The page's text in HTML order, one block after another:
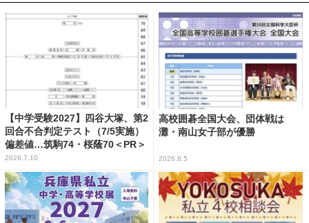
【中学受験2027】四谷大塚、第2
回合不合判定テスト（7/5実施）
偏差値…筑駒74・桜蔭70＜PR＞
2026.7.10
高校囲碁全国大会、団体戦は
灘・南山女子部が優勝
2026.8.5